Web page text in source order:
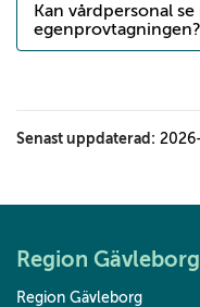
Kan vårdpersonal
egenprovtagningen?
Senast uppdaterad:
Region Gävleborg
Region Gävleborg